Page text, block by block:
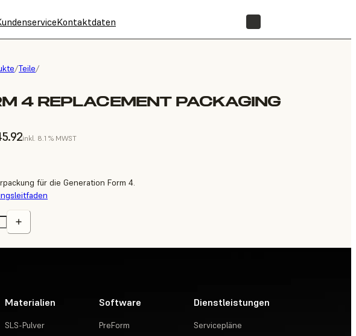
Kontaktdaten
/Teile/
4 REPLACEMENT PACKAGING
inkl. 8.1 % MWST
für die Generation Form 4.
Materialien
SLS-Pulver
Software
PreForm
Dienstleistungen
Servicepläne